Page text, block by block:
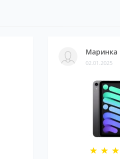
Маринка
02.01.2025